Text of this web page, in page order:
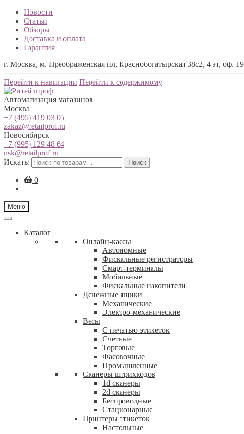
Новости
Статьи
Обзоры
Доставка и оплата
Гарантия
г. Москва, м. Преображенская пл, Краснобогатырская 38с2, 4 эт, оф. 19
Перейти к навигации Перейти к содержимому
Автоматизация магазинов
Москва
+7 (495) 419 03 05
zakaz@retailprof.ru
Новосибирск
+7 (995) 129 48 64
nsk@retailprof.ru
Искать:
Поиск
0
Меню
Каталог
Онлайн-кассы
Автономные
Фискальные регистраторы
Смарт-терминалы
Мобильные
Фискальныe накопители
Денежные ящики
Механические
Электро-механические
Весы
С печатью этикеток
Счетные
Торговые
Фасовочные
Промышленные
Сканеры штрихкодов
1d сканеры
2d сканеры
Беспроводные
Стационарные
Принтеры этикеток
Настольные